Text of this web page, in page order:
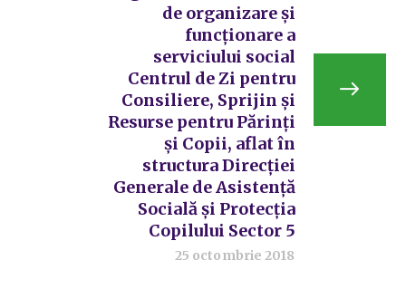
de organizare și
funcționare a
serviciului social
Centrul de Zi pentru
Consiliere, Sprijin și
Resurse pentru Părinți
și Copii, aflat în
structura Direcției
Generale de Asistență
Socială și Protecția
Copilului Sector 5
25 octombrie 2018